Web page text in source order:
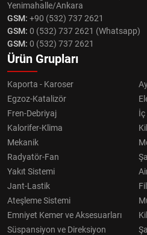
Yenimahalle/Ankara
GSM: +90 (532) 737 2621
GSM: 0 (532) 737 2621 (Whatsapp)
GSM: 0 (532) 737 2621
Ürün Grupları
Kaporta - Karoser
Egzoz-Katalizör
Fren-Debriyaj
Kalorifer-Klima
Mekanik
Radyatör-Fan
Yakıt Sistemi
Jant-Lastik
Ateşleme Sistemi
Emniyet Kemer ve Aksesuarları
Süspansiyon ve Direksiyon